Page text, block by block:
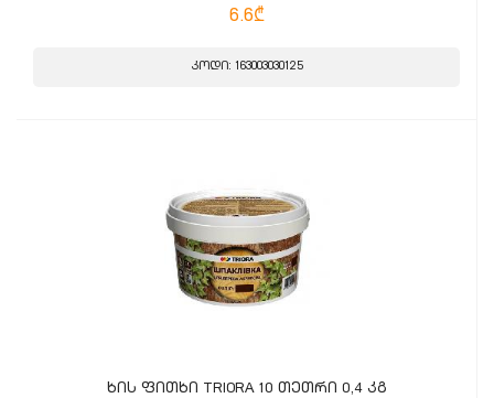
6.6₾
კოდი: 163003030125
ხის ფითხი TRIORA 10 თეთრი 0,4 კგ